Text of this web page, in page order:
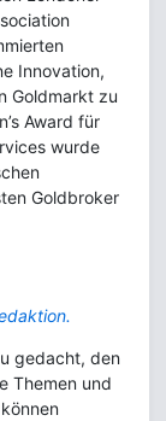
Innovation,
Goldmarkt zu
Award für
wurde
Goldbroker
gedacht, den
Themen und